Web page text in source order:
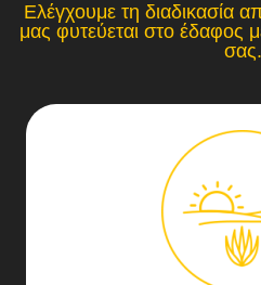
Ελέγχουμε τη διαδικασία
μας φυτεύεται στο έδαφος
σας.